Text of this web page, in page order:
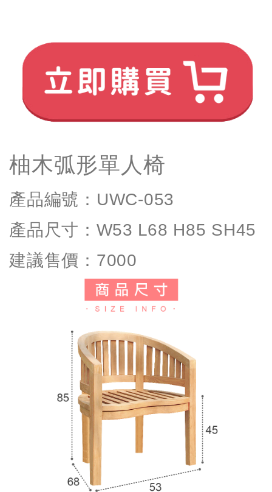
柚木弧形單人椅
產品編號： UWC-053
產品尺寸： W53 L68 H85 SH45
建議售價： 7000